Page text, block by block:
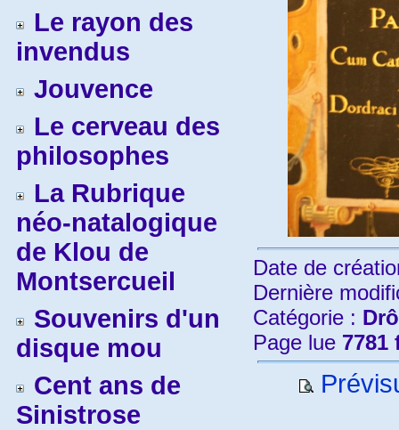
Le rayon des
invendus
Jouvence
Le cerveau des
philosophes
La Rubrique
néo-natalogique
de Klou de
Montsercueil
Souvenirs d'un
disque mou
Cent ans de
Sinistrose
Date de
Dernière
Catégorie :
Page lue 7781